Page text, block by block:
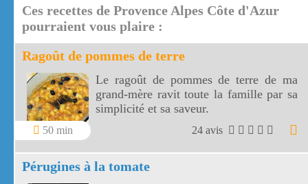
de Marseille.
Ces recettes de Provence Alpes Côte d'Azur
pourraient vous plaire :
Ragoût de pommes de terre
50 min
Le ragoût de pommes de terre de ma
grand-mère ravit toute la famille par sa
simplicité et sa saveur.
24 avis
Pérugines à la tomate